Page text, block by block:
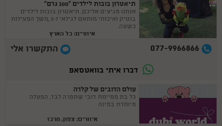
תיאטרון בובות לילדים ”100 גרם”
אנחנו מגיעים אליכם, תיאטרון בובות לילדים
בוטיק ואיכותי.מותאם לגילאי 3-7 ,משך הפעילות
כשעה.
איזורים: כל הארץ
077-9966866 התקשרו אלי
דברו איתי בוואטסאפ
עולם הדובים של קלרה
כל בת מסיימת דובי שתפרה לבד, הפעלה
מיוחדת במינה
איזורים: צפון, מרכז